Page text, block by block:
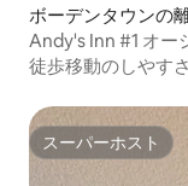
ボーデンタウンの
Andy's Inn #1 オー
徒歩移動のしやすさ
スーパーホスト
スーパーホスト